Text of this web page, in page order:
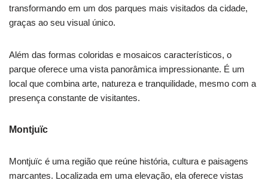
transformando em um dos parques mais visitados da cidade,
graças ao seu visual único.
Além das formas coloridas e mosaicos característicos, o
parque oferece uma vista panorâmica impressionante. É um
local que combina arte, natureza e tranquilidade, mesmo com a
presença constante de visitantes.
Montjuïc
Montjuïc é uma região que reúne história, cultura e paisagens
marcantes. Localizada em uma elevação, ela oferece vistas